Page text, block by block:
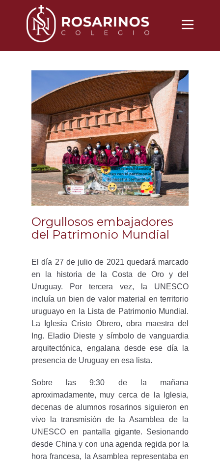
Nosotros
Noticias
Vida Cotidiana
Inscripciones
Contacto
Orgullosos embajadores
del Patrimonio Mundial
El día 27 de julio de 2021 quedará marcado
en la historia de la Costa de Oro y del
Uruguay. Por tercera vez, la UNESCO
incluía un bien de valor material en territorio
uruguayo en la Lista de Patrimonio Mundial.
La Iglesia Cristo Obrero, obra maestra del
Ing. Eladio Dieste y símbolo de vanguardia
arquitectónica, engalana desde ese día la
presencia de Uruguay en esa lista.
Sobre las 9:30 de la mañana
aproximadamente, muy cerca de la Iglesia,
decenas de alumnos rosarinos siguieron en
vivo la transmisión de la Asamblea de la
UNESCO en pantalla gigante. Sesionando
desde China y con una agenda regida por la
hora francesa, la Asamblea representaba en